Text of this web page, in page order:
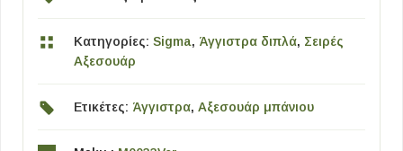
Κατηγορίες: Sigma, Άγγιστρα διπλά, Σειρές
Αξεσουάρ
Ετικέτες: Άγγιστρα, Αξεσουάρ μπάνιου